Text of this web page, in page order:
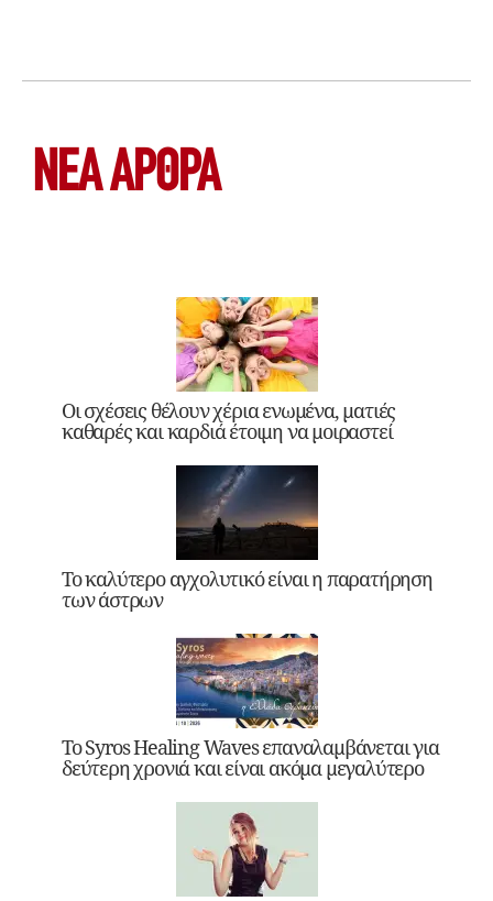
ΝΕΑ ΆΡΘΡΑ
Οι σχέσεις θέλουν χέρια ενωμένα, ματιές
καθαρές και καρδιά έτοιμη να μοιραστεί
Το καλύτερο αγχολυτικό είναι η παρατήρηση
των άστρων
Το Syros Healing Waves επαναλαμβάνεται για
δεύτερη χρονιά και είναι ακόμα μεγαλύτερο